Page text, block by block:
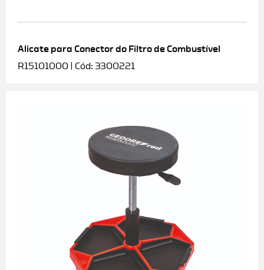
Alicate para Conector do Filtro de Combustível
R15101000 | Cód: 3300221